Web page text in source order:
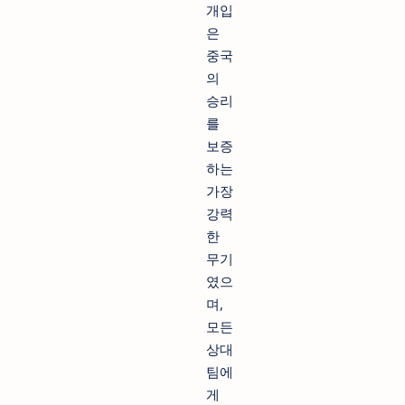
개입
은
중국
의
승리
를
보증
하는
가장
강력
한
무기
였으
며,
모든
상대
팀에
게